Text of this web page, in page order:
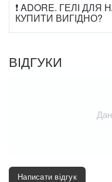
❗ ADORE. ГЕЛІ
КУПИТИ ВИГІДНО?
ВІДГУКИ
Написати відгук